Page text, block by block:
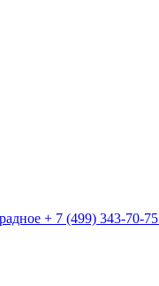
+ 7 (499) 343-70-75